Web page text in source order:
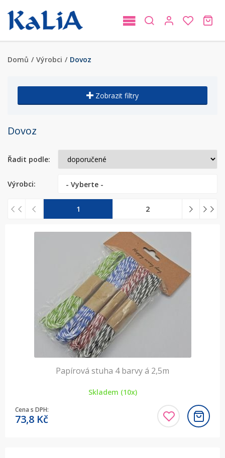
Domů / Výrobci / Dovoz
Zobrazit filtry
Dovoz
Řadit podle:
Výrobci: - Vyberte -
1 2
Papírová stuha 4 barvy á 2,5m
Skladem (10x)
Cena s DPH:
73,8 Kč